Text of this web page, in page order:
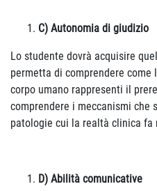
C) Autonomia di giudizio
Lo studente dovrà acquisire
permetta di comprendere
corpo umano rappresenti il
comprendere i meccanismi che
patologie cui la realtà clinica fa
D) Abilità comunicative